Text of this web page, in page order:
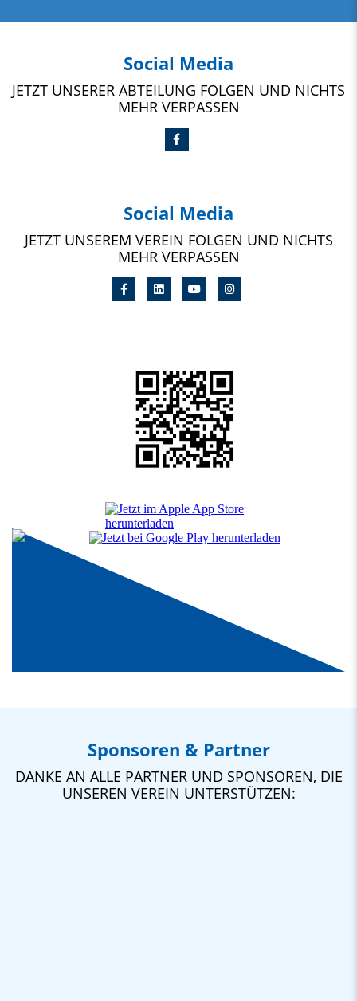
Social Media
JETZT UNSERER ABTEILUNG FOLGEN UND NICHTS
MEHR VERPASSEN
Social Media
JETZT UNSEREM VEREIN FOLGEN UND NICHTS
MEHR VERPASSEN
Sponsoren & Partner
DANKE AN ALLE PARTNER UND SPONSOREN, DIE
UNSEREN VEREIN UNTERSTÜTZEN: